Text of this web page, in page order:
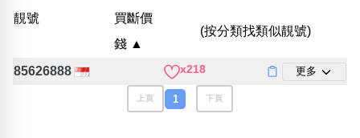
位置分類
生天延/貴財成
易經六四卦象
靚號
買斷價
錢 ▲
(按分類找類似靚號)
85626888 x218 更多
上頁 1 下頁